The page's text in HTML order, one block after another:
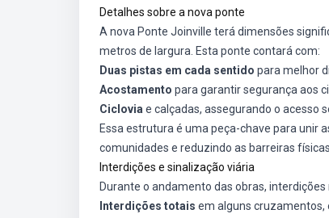
Detalhes sobre a nova ponte
A nova Ponte Joinville terá dimensões
metros de largura. Esta ponte contará com:
Duas pistas em cada sentido para melhor
Acostamento para garantir segurança aos
Ciclovia e calçadas, assegurando o acesso
Essa estrutura é uma peça-chave para unir
comunidades e reduzindo as barreiras
Interdições e sinalização viária
Durante o andamento das obras,
Interdições totais em alguns cruzamentos,